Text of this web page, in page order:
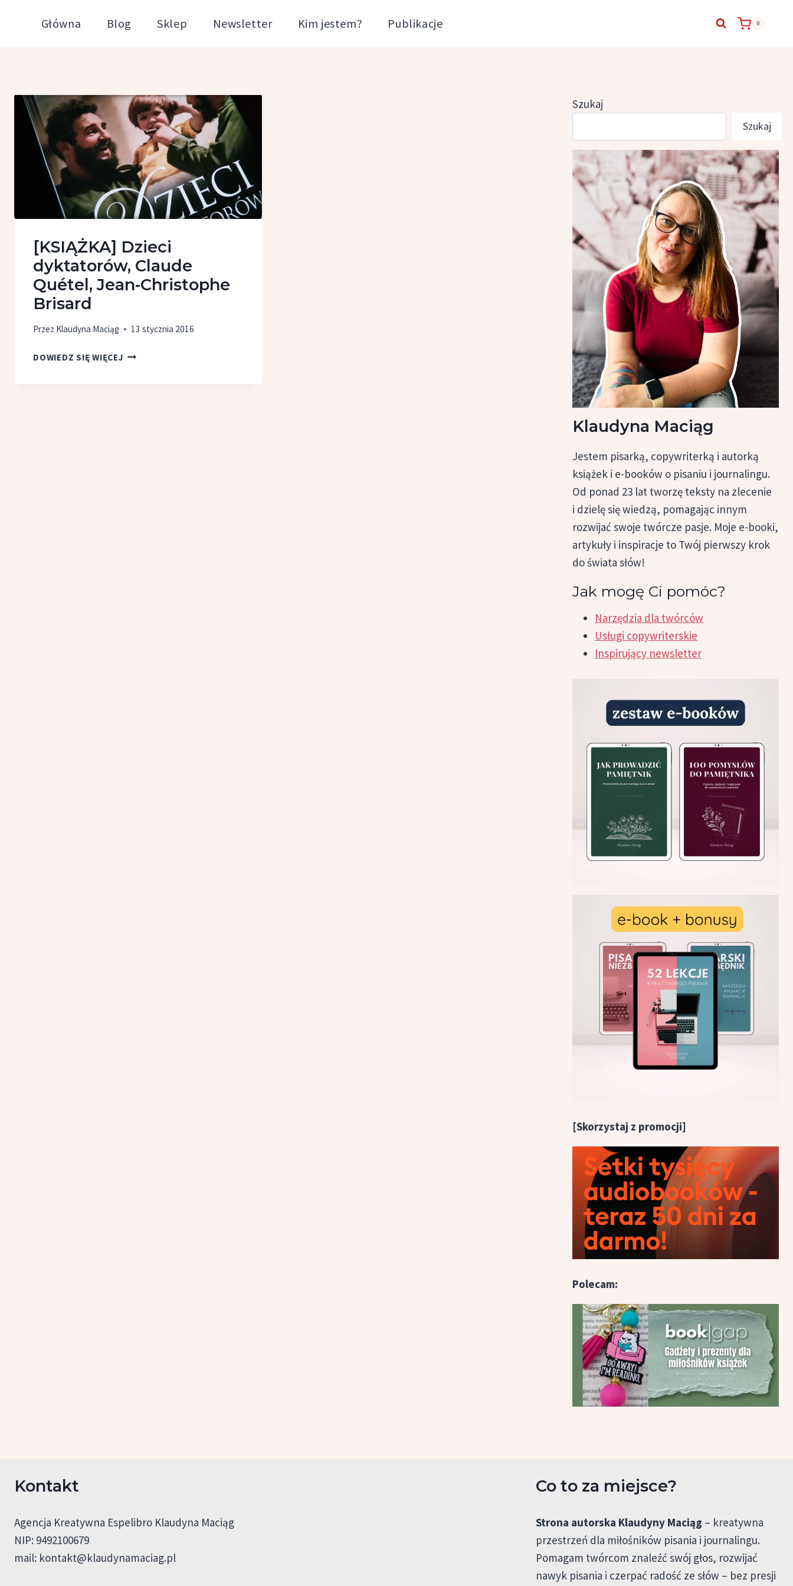
Główna Blog Sklep Newsletter Kim jestem? Publikacje 0
[KSIĄŻKA] Dzieci
dyktatorów, Claude
Quétel, Jean-Christophe
Brisard
Przez Klaudyna Maciąg 13 stycznia 2016
DOWIEDZ SIĘ WIĘCEJ[KSIĄŻKA]
Szukaj
Szukaj
Klaudyna Maciąg
Jestem pisarką, copywriterką i autorką
książek i e-booków o pisaniu i journalingu.
Od ponad 23 lat tworzę teksty na zlecenie
i dzielę się wiedzą, pomagając innym
rozwijać swoje twórcze pasje. Moje e-booki,
artykuły i inspiracje to Twój pierwszy krok
do świata słów!
Jak mogę Ci pomóc?
Narzędzia dla twórców
Usługi copywriterskie
Inspirujący newsletter
[Skorzystaj z promocji]
Polecam:
Kontakt
Agencja Kreatywna Espelibro Klaudyna Maciąg
NIP: 9492100679
mail: kontakt@klaudynamaciag.pl
Co to za miejsce?
Strona autorska Klaudyny Maciąg – kreatywna
przestrzeń dla miłośników pisania i journalingu.
Pomagam twórcom znaleźć swój głos, rozwijać
nawyk pisania i czerpać radość ze słów – bez presji